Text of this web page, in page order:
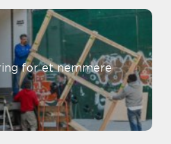
for et nemmere